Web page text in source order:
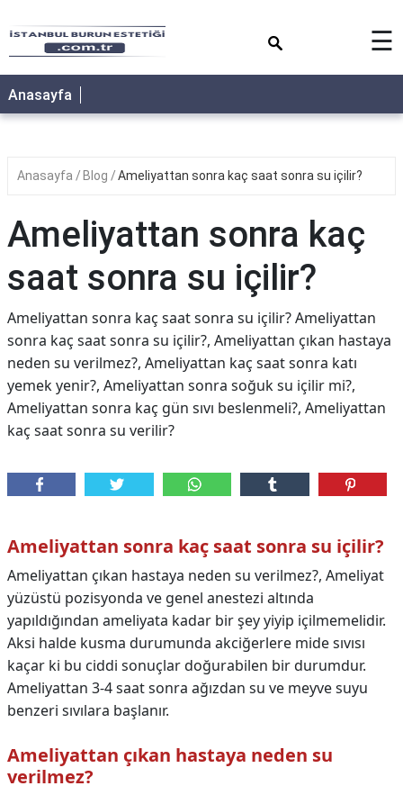
☰
Anasayfa
Anasayfa Blog Ameliyattan sonra kaç saat sonra su içilir?
Ameliyattan sonra kaç
saat sonra su içilir?
Ameliyattan sonra kaç saat sonra su içilir? Ameliyattan
sonra kaç saat sonra su içilir?, Ameliyattan çıkan hastaya
neden su verilmez?, Ameliyattan kaç saat sonra katı
yemek yenir?, Ameliyattan sonra soğuk su içilir mi?,
Ameliyattan sonra kaç gün sıvı beslenmeli?, Ameliyattan
kaç saat sonra su verilir?
Ameliyattan sonra kaç saat sonra su içilir?
Ameliyattan çıkan hastaya neden su verilmez?, Ameliyat
yüzüstü pozisyonda ve genel anestezi altında
yapıldığından ameliyata kadar bir şey yiyip içilmemelidir.
Aksi halde kusma durumunda akciğerlere mide sıvısı
kaçar ki bu ciddi sonuçlar doğurabilen bir durumdur.
Ameliyattan 3-4 saat sonra ağızdan su ve meyve suyu
benzeri sıvılara başlanır.
Ameliyattan çıkan hastaya neden su
verilmez?